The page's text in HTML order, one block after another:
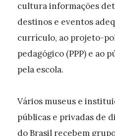
cultura informações
destinos e eventos
currículo, ao projeto-
pedagógico (PPP) e ao
pela escola.
Vários museus e
públicas e privadas de
do Brasil recebem